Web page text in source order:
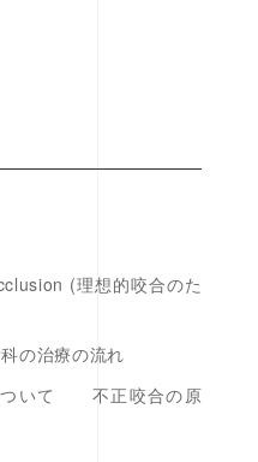
(理想的咬合のた
の治療の流れ
ついて 不正咬合の原